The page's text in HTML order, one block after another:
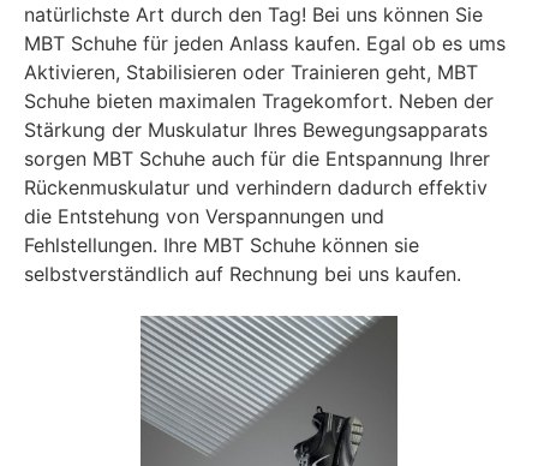
natürlichste Art durch den Tag! Bei uns können Sie
MBT Schuhe für jeden Anlass kaufen. Egal ob es ums
Aktivieren, Stabilisieren oder Trainieren geht, MBT
Schuhe bieten maximalen Tragekomfort. Neben der
Stärkung der Muskulatur Ihres Bewegungsapparats
sorgen MBT Schuhe auch für die Entspannung Ihrer
Rückenmuskulatur und verhindern dadurch effektiv
die Entstehung von Verspannungen und
Fehlstellungen. Ihre MBT Schuhe können sie
selbstverständlich auf Rechnung bei uns kaufen.